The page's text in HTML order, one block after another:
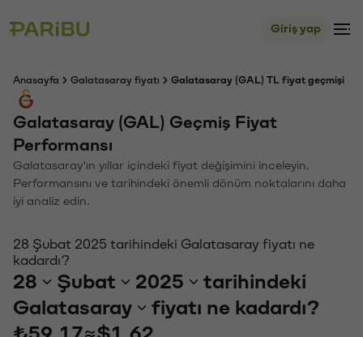
Giriş yap
Anasayfa Galatasaray fiyatı Galatasaray (GAL) TL fiyat geçmişi
Galatasaray (GAL) Geçmiş Fiyat
Performansı
Galatasaray'ın yıllar içindeki fiyat değişimini inceleyin.
Performansını ve tarihindeki önemli dönüm noktalarını daha
iyi analiz edin.
28 Şubat 2025 tarihindeki Galatasaray fiyatı ne
kadardı?
28 Şubat 2025
tarihindeki
Galatasaray
fiyatı ne kadardı?